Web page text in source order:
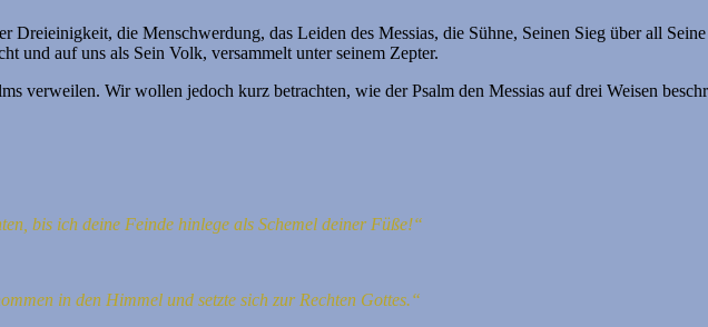
die Menschwerdung, das Leiden des Messias, die Sühne, Seinen Sieg über all
und auf uns als Sein Volk, versammelt unter seinem Zepter.
verweilen. Wir wollen jedoch kurz betrachten, wie der Psalm den Messias auf drei Weisen
bis ich deine Feinde hinlege als Schemel deiner Füße!“
in den Himmel und setzte sich zur Rechten Gottes.“